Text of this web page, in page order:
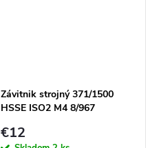
Závitnik strojný 371/1500
HSSE ISO2 M4 8/967
€12